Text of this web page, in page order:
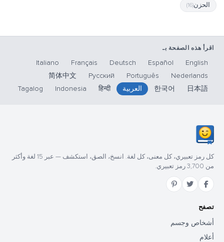
الحزن(16)
اقرأ هذه الصفحة بـ
English
Español
Deutsch
Français
Italiano
Nederlands
Português
Русский
简体中文
日本語
한국어 العربية हिन्दी
Indonesia
Tagalog
كل رمز تعبيري، كل معنى، كل لغة. انسخ، الصق، استكشف — عبر 15 لغة وأكثر
من 3,700 رمز تعبيري.
تصفح
أشخاص وجسم
أعلام